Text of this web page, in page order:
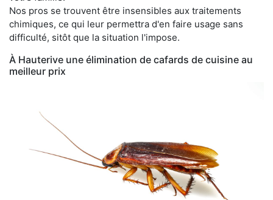
Nos pros se trouvent être insensibles aux traitements
chimiques, ce qui leur permettra d'en faire usage sans
difficulté, sitôt que la situation l'impose.
À Hauterive une élimination de cafards de cuisine au
meilleur prix